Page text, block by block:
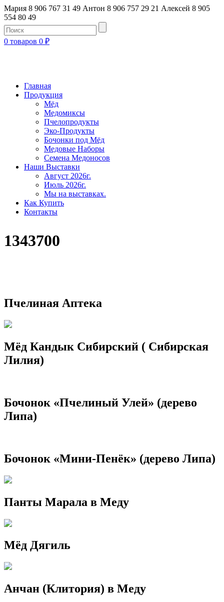
Мария 8 906 767 31 49 Антон 8 906 757 29 21 Алексей 8 905
554 80 49
0 товаров 0 ₽
Главная
Продукция
Мёд
Медомиксы
Пчелопродукты
Эко-Продукты
Бочонки под Мёд
Медовые Наборы
Семена Медоносов
Наши Выставки
Август 2026г.
Июль 2026г.
Мы на выставках.
Как Купить
Контакты
1343700
Пчелиная Аптека
Мёд Кандык Сибирский ( Сибирская
Лилия)
Бочонок «Пчелиный Улей» (дерево
Липа)
Бочонок «Мини-Пенёк» (дерево Липа)
Панты Марала в Меду
Мёд Дягиль
Анчан (Клитория) в Меду